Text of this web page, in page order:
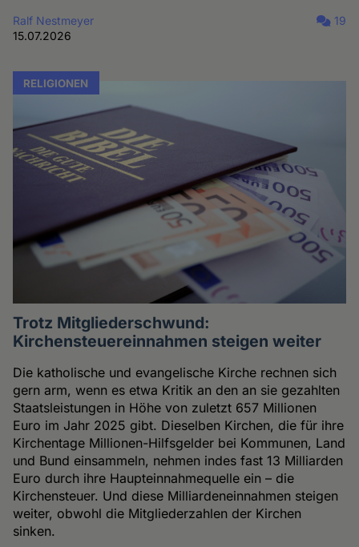
Ralf Nestmeyer
15.07.2026
19
RELIGIONEN
Trotz Mitgliederschwund:
Kirchensteuereinnahmen steigen weiter
Die katholische und evangelische Kirche rechnen sich
gern arm, wenn es etwa Kritik an den an sie gezahlten
Staatsleistungen in Höhe von zuletzt 657 Millionen
Euro im Jahr 2025 gibt. Dieselben Kirchen, die für ihre
Kirchentage Millionen-Hilfsgelder bei Kommunen, Land
und Bund einsammeln, nehmen indes fast 13 Milliarden
Euro durch ihre Haupteinnahmequelle ein – die
Kirchensteuer. Und diese Milliardeneinnahmen steigen
weiter, obwohl die Mitgliederzahlen der Kirchen
sinken.